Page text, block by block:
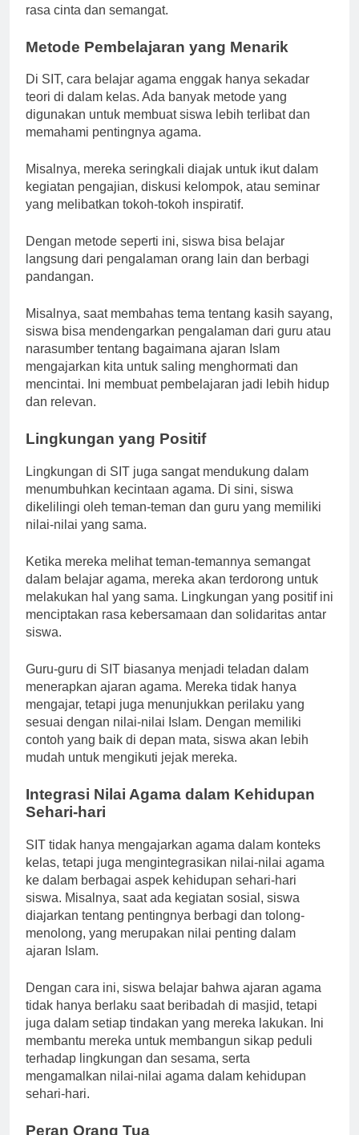
rasa cinta dan semangat.
Metode Pembelajaran yang Menarik
Di SIT, cara belajar agama enggak hanya sekadar
teori di dalam kelas. Ada banyak metode yang
digunakan untuk membuat siswa lebih terlibat dan
memahami pentingnya agama.
Misalnya, mereka seringkali diajak untuk ikut dalam
kegiatan pengajian, diskusi kelompok, atau seminar
yang melibatkan tokoh-tokoh inspiratif.
Dengan metode seperti ini, siswa bisa belajar
langsung dari pengalaman orang lain dan berbagi
pandangan.
Misalnya, saat membahas tema tentang kasih sayang,
siswa bisa mendengarkan pengalaman dari guru atau
narasumber tentang bagaimana ajaran Islam
mengajarkan kita untuk saling menghormati dan
mencintai. Ini membuat pembelajaran jadi lebih hidup
dan relevan.
Lingkungan yang Positif
Lingkungan di SIT juga sangat mendukung dalam
menumbuhkan kecintaan agama. Di sini, siswa
dikelilingi oleh teman-teman dan guru yang memiliki
nilai-nilai yang sama.
Ketika mereka melihat teman-temannya semangat
dalam belajar agama, mereka akan terdorong untuk
melakukan hal yang sama. Lingkungan yang positif ini
menciptakan rasa kebersamaan dan solidaritas antar
siswa.
Guru-guru di SIT biasanya menjadi teladan dalam
menerapkan ajaran agama. Mereka tidak hanya
mengajar, tetapi juga menunjukkan perilaku yang
sesuai dengan nilai-nilai Islam. Dengan memiliki
contoh yang baik di depan mata, siswa akan lebih
mudah untuk mengikuti jejak mereka.
Integrasi Nilai Agama dalam Kehidupan
Sehari-hari
SIT tidak hanya mengajarkan agama dalam konteks
kelas, tetapi juga mengintegrasikan nilai-nilai agama
ke dalam berbagai aspek kehidupan sehari-hari
siswa. Misalnya, saat ada kegiatan sosial, siswa
diajarkan tentang pentingnya berbagi dan tolong-
menolong, yang merupakan nilai penting dalam
ajaran Islam.
Dengan cara ini, siswa belajar bahwa ajaran agama
tidak hanya berlaku saat beribadah di masjid, tetapi
juga dalam setiap tindakan yang mereka lakukan. Ini
membantu mereka untuk membangun sikap peduli
terhadap lingkungan dan sesama, serta
mengamalkan nilai-nilai agama dalam kehidupan
sehari-hari.
Peran Orang Tua